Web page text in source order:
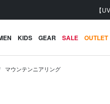
【
KIDS GEAR SALE OUTLET
マウンテンニアリング